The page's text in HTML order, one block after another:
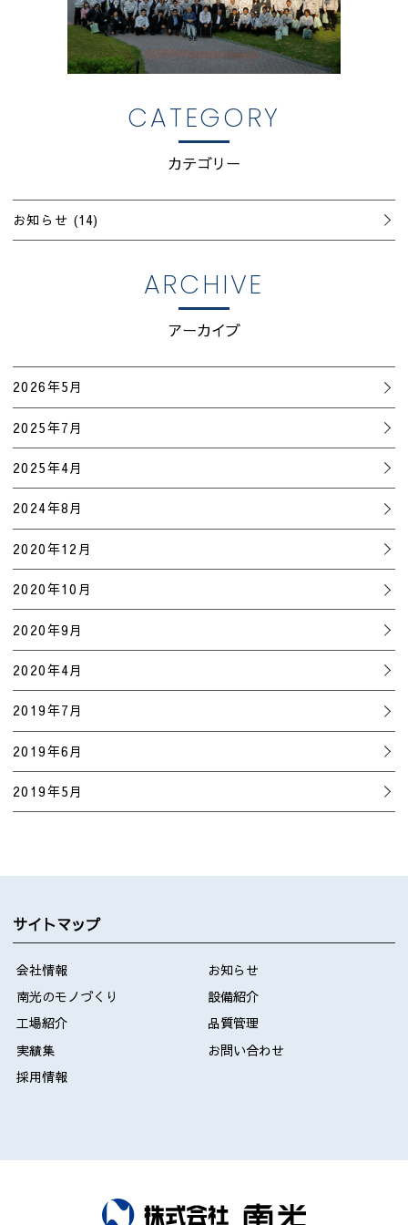
CATEGORY
カテゴリー
お知らせ (14)
ARCHIVE
アーカイブ
2026年5月
2025年7月
2025年4月
2024年8月
2020年12月
2020年10月
2020年9月
2020年4月
2019年7月
2019年6月
2019年5月
サイトマップ
会社情報
お知らせ
南光のモノづくり
設備紹介
工場紹介
品質管理
実績集
お問い合わせ
採用情報